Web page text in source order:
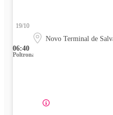
06:40
19/10
Novo Terminal de
Poltrona